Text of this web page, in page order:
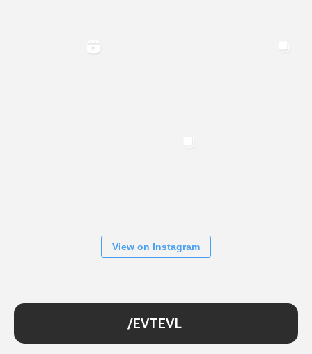
View on Instagram
/EVTEVL